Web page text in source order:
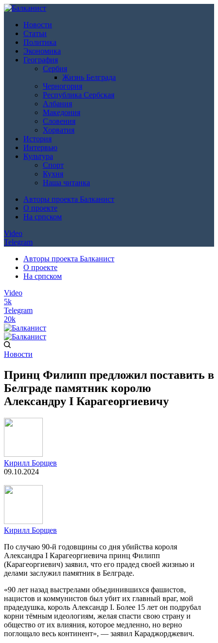
Новости
Статьи
Политика
Экономика
География
Сербия
Жизнь Белграда
Черногория
Республика Сербская
Албания
Македония
Словения
Хорватия
История
Интервью
Культура
Спорт
Кухня
Наша читанка
Авторы проекта Балканист
О проекте
На српском
Video
Telegram
Авторы проекта Балканист
О проекте
На српском
Video
5k
Telegram
20k
Новости
Принц Филипп предложил поставить в
Белграде памятник королю
Александру I Карагеоргиевичу
Кирилл Борщев
09.10.2024
Кирилл Борщев
По случаю 90-й годовщины со дня убийства короля
Александра I Карагеоргиевича принц Филипп
(Карагеоргиевич) заявил, что его прадед своей жизнью и
делами заслужил памятник в Белграде.
«90 лет назад выстрелами объединившихся фашистов,
нацистов и коммунистов был убит их главный враг, мой
прадедушка, король Александр I. Более 15 лет он подрубал
корни тёмным идеологиям, желая спасти свою страну и
общество от их влияния, которое медленно, но верно
поглощало весь континент», — заявил Караджорджевич.